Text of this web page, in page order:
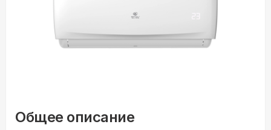
Общее описание